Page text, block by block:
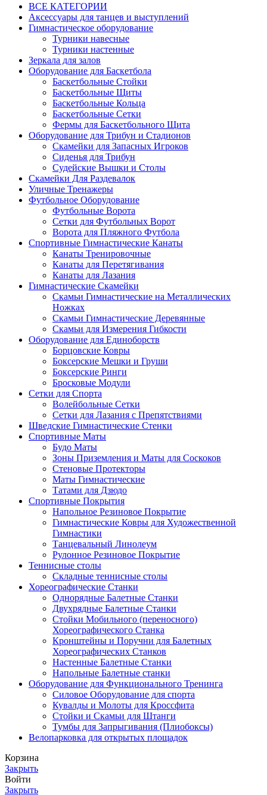
ВСЕ КАТЕГОРИИ
Аксессуары для танцев и выступлений
Гимнастическое оборудование
Турники навесные
Турники настенные
Зеркала для залов
Оборудование для Баскетбола
Баскетбольные Стойки
Баскетбольные Щиты
Баскетбольные Кольца
Баскетбольные Сетки
Фермы для Баскетбольного Щита
Оборудование для Трибун и Стадионов
Скамейки для Запасных Игроков
Сиденья для Трибун
Судейские Вышки и Столы
Скамейки Для Раздевалок
Уличные Тренажеры
Футбольное Оборудование
Футбольные Ворота
Сетки для Футбольных Ворот
Ворота для Пляжного Футбола
Спортивные Гимнастические Канаты
Канаты Тренировочные
Канаты для Перетягивания
Канаты для Лазания
Гимнастические Скамейки
Скамьи Гимнастические на Металлических
Ножках
Скамьи Гимнастические Деревянные
Скамьи для Измерения Гибкости
Оборудование для Единоборств
Борцовские Ковры
Боксерские Мешки и Груши
Боксерские Ринги
Бросковые Модули
Сетки для Спорта
Волейбольные Сетки
Сетки для Лазания с Препятствиями
Шведские Гимнастические Стенки
Спортивные Маты
Будо Маты
Зоны Приземления и Маты для Соскоков
Стеновые Протекторы
Маты Гимнастические
Татами для Дзюдо
Спортивные Покрытия
Напольное Резиновое Покрытие
Гимнастические Ковры для Художественной
Гимнастики
Танцевальный Линолеум
Рулонное Резиновое Покрытие
Теннисные столы
Складные теннисные столы
Хореографические Станки
Однорядные Балетные Станки
Двухрядные Балетные Станки
Стойки Мобильного (переносного)
Хореографического Станка
Кронштейны и Поручни для Балетных
Хореографических Станков
Настенные Балетные Станки
Напольные Балетные станки
Оборудование для Функционального Тренинга
Силовое Оборудование для спорта
Кувалды и Молоты для Кроссфита
Стойки и Скамьи для Штанги
Тумбы для Запрыгивания (Плиобоксы)
Велопарковка для открытых площадок
Корзина
Закрыть
Войти
Закрыть